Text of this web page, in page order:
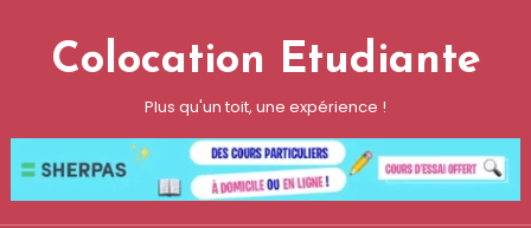
ContentColocation Etudiante
Plus qu'un toit, une expérience !